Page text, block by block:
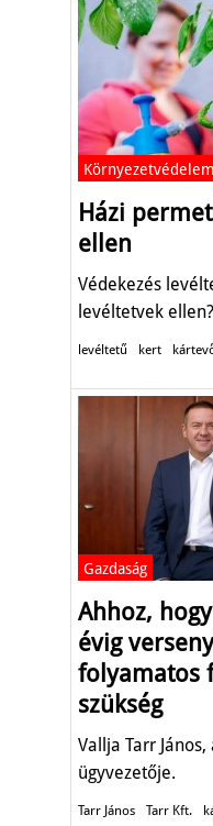
Környezetvédelem
Házi
ellen
Védekezés
levéltetvek ellen?
levéltetű kert
Gazdaság
Ahhoz,
évig
folyamatos
szükség
Vallja Tarr János,
ügyvezetője.
Tarr János Tarr Kft.